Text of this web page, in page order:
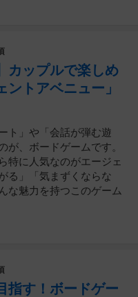
カップルで楽しめ
トアベニュー」
ト」や「会話が弾む遊
が、ボードゲームです。
特に人気なのがエージェ
る」「気まずくならな
な魅力を持つこのゲーム
指す！ボードゲー